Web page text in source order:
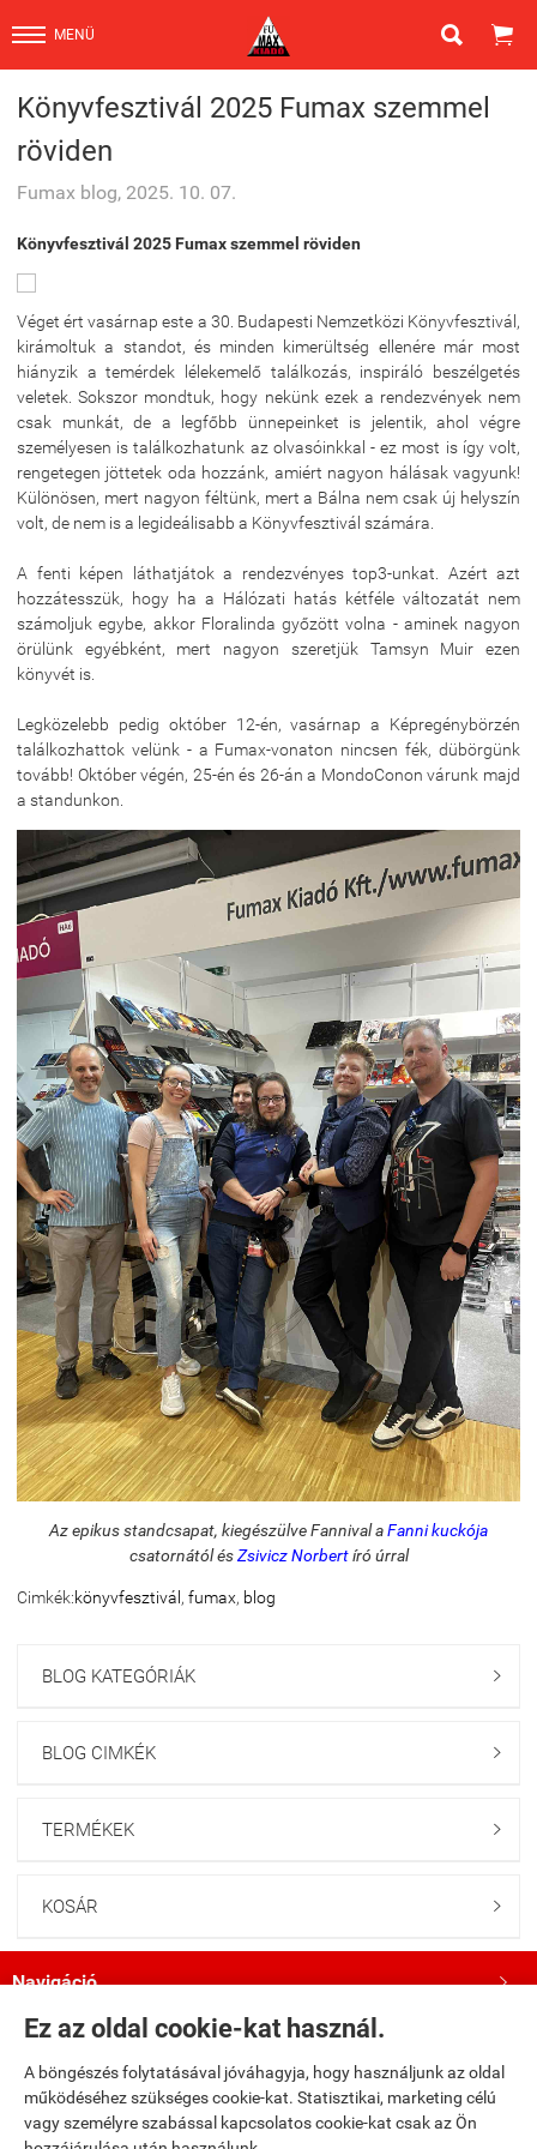
Ez az oldal cookie-kat használ.
A böngészés folytatásával jóváhagyja, hogy használjunk az oldal
működéséhez szükséges cookie-kat. Statisztikai, marketing célú
vagy személyre szabással kapcsolatos cookie-kat csak az Ön
MENÜ  
Könyvfesztivál 2025 Fumax szemmel
röviden
Fumax blog, 2025. 10. 07.
Könyvfesztivál 2025 Fumax szemmel röviden
Véget ért vasárnap este a 30. Budapesti Nemzetközi Könyvfesztivál,
kirámoltuk a standot, és minden kimerültség ellenére már most
hiányzik a temérdek lélekemelő találkozás, inspiráló beszélgetés
veletek. Sokszor mondtuk, hogy nekünk ezek a rendezvények nem
csak munkát, de a legfőbb ünnepeinket is jelentik, ahol végre
személyesen is találkozhatunk az olvasóinkkal - ez most is így volt,
rengetegen jöttetek oda hozzánk, amiért nagyon hálásak vagyunk!
Különösen, mert nagyon féltünk, mert a Bálna nem csak új helyszín
volt, de nem is a legideálisabb a Könyvfesztivál számára.
A fenti képen láthatjátok a rendezvényes top3-unkat. Azért azt
hozzátesszük, hogy ha a Hálózati hatás kétféle változatát nem
számoljuk egybe, akkor Floralinda győzött volna - aminek nagyon
örülünk egyébként, mert nagyon szeretjük Tamsyn Muir ezen
könyvét is.
Legközelebb pedig október 12-én, vasárnap a Képregénybörzén
találkozhattok velünk - a Fumax-vonaton nincsen fék, dübörgünk
tovább! Október végén, 25-én és 26-án a MondoConon várunk majd
a standunkon.
Az epikus standcsapat, kiegészülve Fannival aFanni kuckója
csatornától ésZsivicz Norbertíró úrral
Cimkék:könyvfesztivál , fumax, blog
BLOG KATEGÓRIÁK 
BLOG CIMKÉK 
TERMÉKEK 
KOSÁR 
Navigáció 
Saját fiók
Bemutatkozás